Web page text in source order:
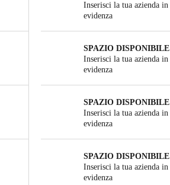
Inserisci la tua azienda in
evidenza
SPAZIO DISPONIBILE
Inserisci la tua azienda in
evidenza
SPAZIO DISPONIBILE
Inserisci la tua azienda in
evidenza
SPAZIO DISPONIBILE
Inserisci la tua azienda in
evidenza